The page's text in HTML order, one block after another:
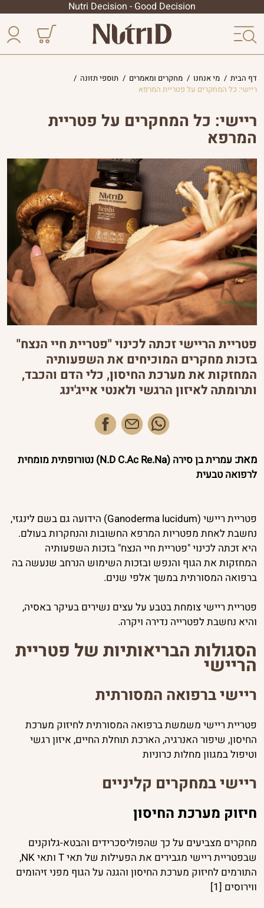
Nutri Decision - Good Decision
אודות נוטרי די
הטכנולוגיה שלנו
הסיפור שלנו
המטרה שלנו
חקר הכורכומין
לונג'ביטי
עתיד הרפואה הטבעית
חקר התודעה
ייעוץ אישי
יועצות הנקה
דף הבית / מי אנחנו / מחקרים ומאמרים / תוספי תזונה /
ריישי: כל המחקרים על פטריית המרפא
ריישי: כל המחקרים על פטריית
המרפא
פטריית הריישי זכתה לכינוי "פטריית חיי הנצח"
בזכות מחקרים המוכיחים את השפעותיה
המחזקות את מערכת החיסון, כלי הדם והכבד,
ותרומתה לאיזון הרגשי ולאנטי אייג'ינג
מאת:
עמרית בן סירה (N.D C.Ac Re.Na) נטורופתית מומחית
לרפואה טבעית
פטריית ריישי (Ganoderma lucidum) הידועה גם בשם לינגזי,
נחשבת לאחת מפטריות המרפא החשובות והנחקרות בעולם.
היא זכתה לכינוי "פטריית חיי הנצח" בזכות השפעותיה
המחזקות את הגוף והנפש ובזכות השימוש הנרחב שנעשה בה
ברפואה המסורתית במשך אלפי שנים.
פטריית ריישי צומחת בטבע על עצים נשירים בעיקר באסיה,
והיא נחשבת לפטרייה נדירה ויקרה.
הסגולות הבריאותיות של פטריית
הריישי
ריישי ברפואה המסורתית
פטריית ריישי משמשת ברפואה המסורתית לחיזוק מערכת
החיסון, שיפור האנרגיה, הארכת תוחלת החיים, איזון רגשי
וטיפול במגוון מחלות כרוניות
ריישי במחקרים קליניים
חיזוק מערכת החיסון
מחקרים מצביעים על כך שהפוליסכרידים והבטא-גלוקנים
שבפטריית ריישי מגבירים את הפעילות של תאי T ותאי NK,
התורמים לחיזוק מערכת החיסון והגנה על הגוף מפני זיהומים
ווירוסים [1]